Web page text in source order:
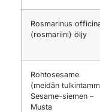
Rosmarinus
(rosmariini) öljy
Rohtosesame
(meidän
Sesame-siemen –
Musta